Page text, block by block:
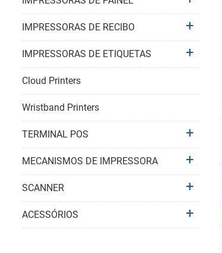
IMPRESSORAS DE RECIBO
IMPRESSORAS DE ETIQUETAS
Cloud Printers
Wristband Printers
TERMINAL POS
MECANISMOS DE IMPRESSORA
SCANNER
ACESSÓRIOS